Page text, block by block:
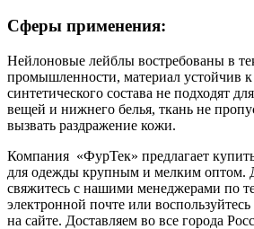
Сферы применения:
Нейлоновые лейблы востребованы в
промышленности, материал устойчив к
синтетического состава не подходят
вещей и нижнего белья, ткань не
вызвать раздражение кожи.
Компания «ФурТек» предлагает
для одежды крупным и мелким оптом.
свяжитесь с нашими менеджерами по
электронной почте или воспользуйтесь
на сайте. Доставляем во все города